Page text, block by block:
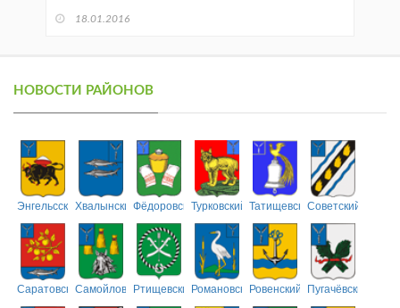
18.01.2016
НОВОСТИ РАЙОНОВ
ЭнгельсскийХвалынскийФёдоровскийТурковский ТатищевскийСоветский
СаратовскийСамойловскийРтищевскийРомановскийРовенский Пугачёвский